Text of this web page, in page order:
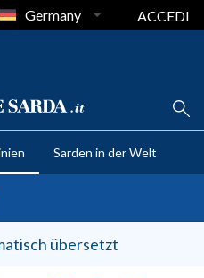
Germany ACCEDI
Sarden in der Welt
übersetzt